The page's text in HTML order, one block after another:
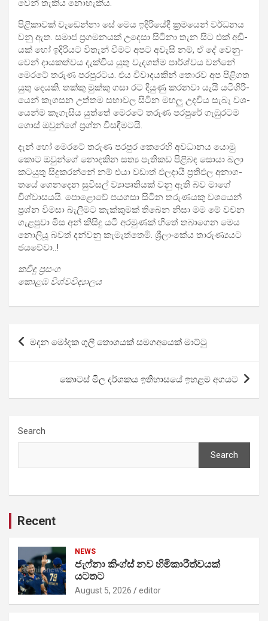
වෙන් තැකිය නොහැ­කිය.
පිළි­කා­වක් වැඩෙන්නා සේ මෙය ඉදි­රි­යේදී ක්‍රම­යෙන් වර්ධ­නය
වනු ඇත. සමාජ ප්‍රග­ම­න­යක් උදෙසා සිටිනා තැන සිට එක් අඩි­
යක් හෝ ඉදි­රි­යට විතැන් වීමට අපට අවැසි නම්, ඒ දේ වෙනු­
වෙන් දාය­ක­ත්වය දැක්විය යුතු වැද­ගත්ම පාර්ශ්වය වන්නේ
මෙරටේ තරුණ පර­පු­ර­ටය. එය විවා­ද­ය­කින් තොරව අප පිළි­ගත
යුතු දෙයකි. තක්කු මුක්කු ගසා රට දියුණු කර­නවා යැයි යටි­ගි­රි­
යෙන් කෑග­සන උත්තම සභා­වල සිටින මහලු උද­විය සැබෑ වශ­
යෙන්ම කෑගැ­සිය යුත්තේ මෙරටේ තරුණ පර­පුරේ ගැඹු­ර­ටම
ගොස් ඔවුන්ගේ ප්‍රශ්න විස­ඳී­ම­ටයි.
දැන් හෝ මෙරටේ තරුණ පර­පුර කෙරෙහි අව­ධා­නය යොමු
කොට ඔවුන්ගේ නොද­කින සත්‍ය පැති­කඩ පිළි­බඳ සොයා බලා
කට­යුතු සිදු­ක­රන්නේ නම් එයා වඩාත් ඵල­දායී ප්‍රති­ඵල අනා­ග­
තයේ ගෙන­දෙන සුවි­සල් ව්‍යාපෘ­ති­යක් වනු ඇති බව මාගේ
විශ්වා­ස­යයි. පොළොවේ පය­ගසා සිටින තරු­ණ­යකු වශ­යෙන්
ප්‍රශ්න විමසා බැලී­මට කැක්කු­මක් තිබෙන නිසා මම මේ වචන
ගැළ­පුවා මිස අන් කිසිදු යටි අර­මු­ණක් හිතේ තබා­ගෙන මෙය
නොලියූ බවත් දන්වනු කැමැ­ත්තෙමි. ශ්‍රීලාං­කේය තාරු­ණ්‍ය­යට
ජය­වේවා..!
කවිඳු ප්‍රසංග
කොළඹ විශ්ව­වි­ද්‍යා­ලය
Post
navigation
මදන මෝදක ගුලි තොගයක් සමගඅයෙක් මාට්ටු
කොටස් මිල දර්ශකය ඉතිහාසයේ ඉහළම අගයට
Search
Search
Recent
NEWS
ජැෆ්නා කිංග්ස් නව හිමිකාරීත්වයක්
යටතට
August 5, 2026 editor